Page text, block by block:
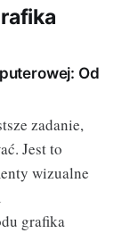
Od
zadanie,
Jest to
wizualne
grafika